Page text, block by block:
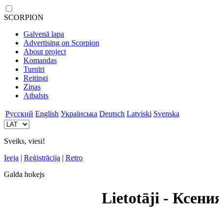
SCORPION
Galvenā lapa
Advertising on Scorpion
About project
Komandas
Turnīri
Reitingi
Ziņas
Atbalsts
Русский English Українська Deutsch Latviski Svenska
Sveiks, viesi!
Ieeja | Reģistrācija | Retro
Galda hokejs
Lietotāji -